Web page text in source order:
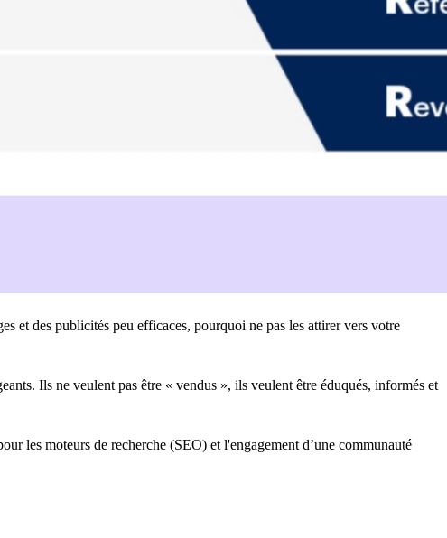
et des publicités peu efficaces, pourquoi ne pas les attirer vers votre
Ils ne veulent pas être « vendus », ils veulent être éduqués, informés et
les moteurs de recherche (SEO) et l'engagement d’une communauté